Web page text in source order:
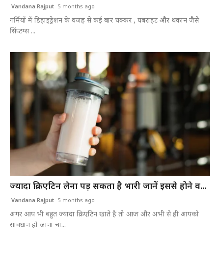
Vandana Rajput 5 months ago
गर्मियों में डिहाइड्रेशन के वजह से कई बार चक्कर , घबराहट और थकान जैसे
सिंप्टम्स ...
ज्यादा क्रिएटिन लेना पड़ सकता है भारी जानें इससे होने व...
Vandana Rajput 5 months ago
अगर आप भी बहुत ज्यादा क्रिएटिन खाते है तो आज और अभी से ही आपको
सावधान हो जाना चा...